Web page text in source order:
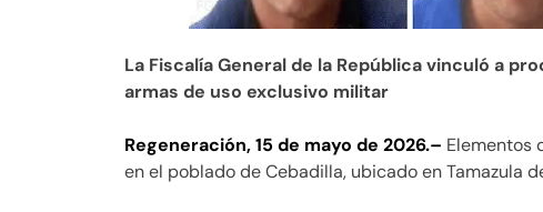
La Fiscalía General de la República vinculó a
armas de uso exclusivo militar
Regeneración, 15 de mayo de 2026.– Elementos
en el poblado de Cebadilla, ubicado en Tamazula